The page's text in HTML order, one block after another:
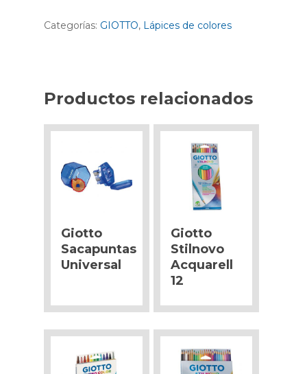
Categorías: GIOTTO, Lápices de colores
Productos relacionados
Giotto
Sacapuntas
Universal
Giotto
Stilnovo
Acquarell
12